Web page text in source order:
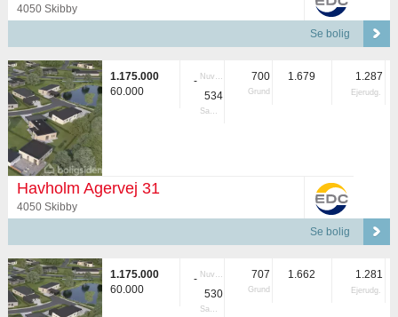
4050 Skibby
Se bolig
1.175.000
60.000
- Nuvær.
534
Samlet
700
Grund
1.679 1.287
Ejerudg.
Havholm Agervej 31
4050 Skibby
Se bolig
1.175.000
60.000
- Nuvær.
530
Samlet
707
Grund
1.662 1.281
Ejerudg.